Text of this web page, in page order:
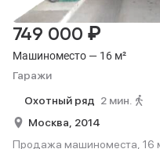
Машиноместо — 16 м²
Гаражи
749 000 ₽
Охотный ряд 2 мин.
Москва, 2014
Продажа машиноместа, 16